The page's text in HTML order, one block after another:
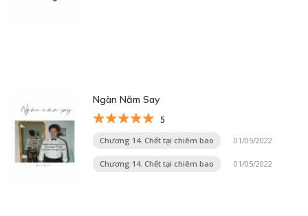
Ngàn Năm Say
5
Chương 14. Chết tại chiêm bao 01/05/2022
Chương 14. Chết tại chiêm bao 01/05/2022